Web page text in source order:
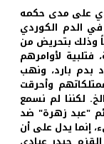
على مدى حكمه
في الدم الكوردي
وذلك بتحريض من
لأوامرهم
بدم بارد، ونهب
وأحرقت
لكننا لم نسمع
"عبد زهرة" ضد
إنما يدل على أن